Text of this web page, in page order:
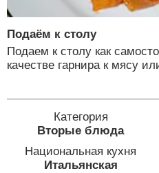
Подаём к столу
Подаем к столу как
качестве гарнира к мясу
Категория
Вторые блюда
Национальная кухня
Итальянская